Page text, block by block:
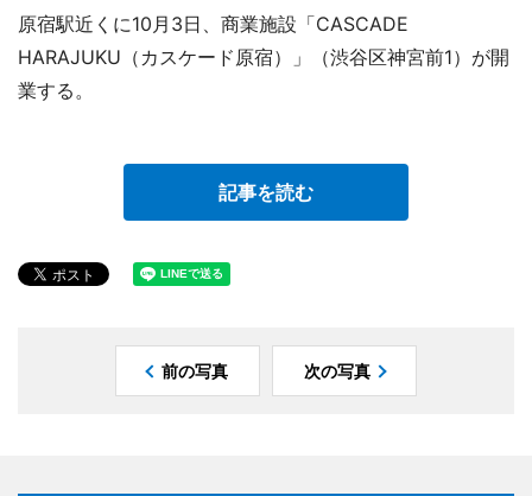
原宿駅近くに10月3日、商業施設「CASCADE
HARAJUKU（カスケード原宿）」（渋谷区神宮前1）が開
業する。
記事を読む
前の写真 次の写真